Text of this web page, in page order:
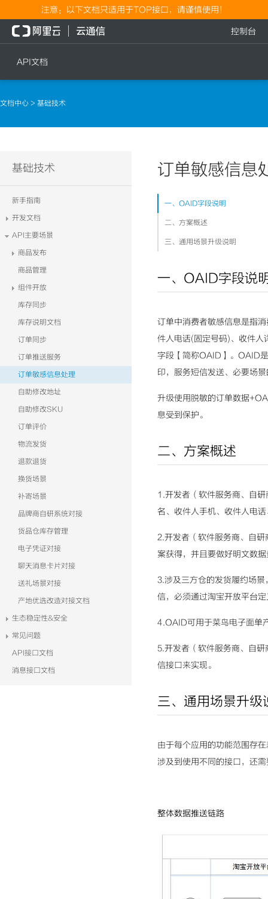
注意：以下文档只适用于TOP接口，请谨慎使用！
API文档
流量充值档位查询
控制台
文档中心 > 基础技术
基础技术
新手指南
开发文档
API主要场景
商品发布
商品管理
组件开放
库存同步
库存说明文档
订单同步
订单推送服务
订单敏感信息处理
自助修改地址
自助修改SKU
订单评价
物流发货
退款退货
换货场景
补寄场景
品牌商自研系统对接
货品仓库存管理
电子凭证对接
聊天消息卡片对接
送礼场景对接
产地优选改造对接文档
生态稳定性&安全
常见问题
API接口文档
消息接口文档
订单敏感信息
一、OAID字段说明
二、方案概述
三、通用场景升级说明
一、OAID字段说
订单中消费者敏感信息是指
件人电话(固定号码)、收件人
字段【简称OAID】。OAID
印，服务短信发送、必要场
升级使用脱敏的订单数据
息受到保护。
二、方案概述
1.开发者（软件服务商、自
名、收件人手机、收件人电
2.开发者（软件服务商、自
案获得，并且要做好明文数
3.涉及三方仓的发货履约场
信，必须通过淘宝开放平台
4.OAID可用于菜鸟电子面单
5.开发者（软件服务商、自
信接口来实现。
三、通用场景升级
由于每个应用的功能范围存
涉及到使用不同的接口，还
整体数据推送链路